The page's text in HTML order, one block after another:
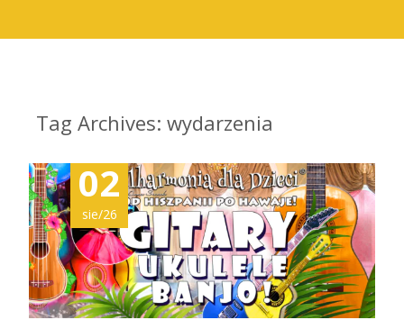
Tag Archives: wydarzenia
02
sie/26